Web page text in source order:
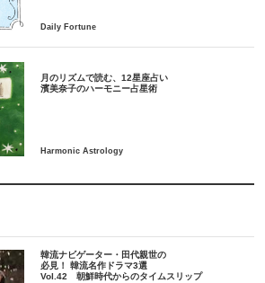
月のリズムで読む、12星座占い
韓流ナビゲーター・田代親世の
必見！ 韓流名作ドラマ3選
Vol.42 朝鮮時代からのタイムスリップ